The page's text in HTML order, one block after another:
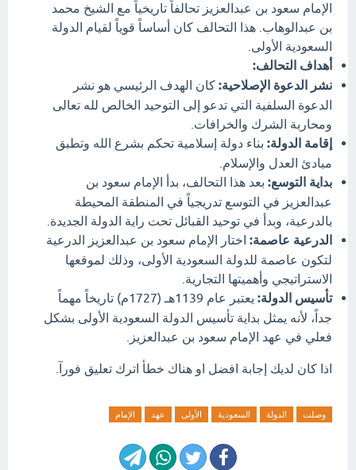
الإمام سعود بن عبدالعزيز تحالفاً تاريخياً مع الشيخ محمد
بن عبدالوهاب. هذا التحالف كان أساساً قوياً لقيام الدولة
السعودية الأولى.
أهداف التحالف:
نشر الدعوة الإصلاحية: كان الهدف الرئيسي هو نشر
الدعوة السلفية التي تدعو إلى التوحيد الخالص لله تعالى
ومحاربة الشرك والخرافات.
إقامة الدولة: بناء دولة إسلامية تحكم بشرع الله وتطبق
مبادئ العدل والإسلام.
بداية التوسع: بعد هذا التحالف، بدأ الإمام سعود بن
عبدالعزيز في التوسع تدريجياً في المنطقة المحيطة
بالدرعية، وبدأ في توحيد القبائل تحت راية الدولة الجديدة.
الدرعية عاصمة: اختار الإمام سعود بن عبدالعزيز الدرعية
لتكون عاصمة للدولة السعودية الأولى، وذلك لموقعها
الاستراتيجي وأهميتها التجارية.
تأسيس الدولة:
يعتبر عام 1139هـ (1727م) تاريخاً مهماً
جداً، لأنه يمثل بداية تأسيس الدولة السعودية الأولى بشكل
فعلي في عهد الإمام سعود بن عبدالعزيز.
اذا كان لديك إجابة افضل او هناك خطأ اترك تعليق فورآ.
وصلت الدولة السعودية الأولى عهد الإمام